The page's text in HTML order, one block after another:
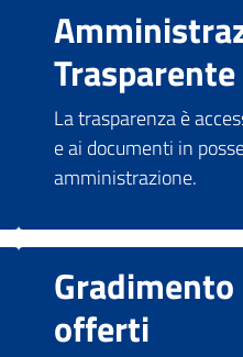
Trasparente
La trasparenza è
e ai documenti in
amministrazione.
offerti